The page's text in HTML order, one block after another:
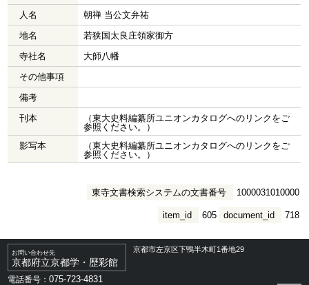
人名
朝禅 当公文弁祐
地名
若狭国太良庄領家御方
寺社名
大師八幡
その他事項
備考
刊本
（東大史料編纂所ユニオンカタログへのリンクをご
参照ください。）
影写本
（東大史料編纂所ユニオンカタログへのリンクをご
参照ください。）
東寺文書検索システムの文書番号 1000031010000
document_id 718
item_id 605
お問い合わせ先
京都府立京都学・歴彩館
京都市左京区下鴨半木町1番地29
電話番号：075-723-4831